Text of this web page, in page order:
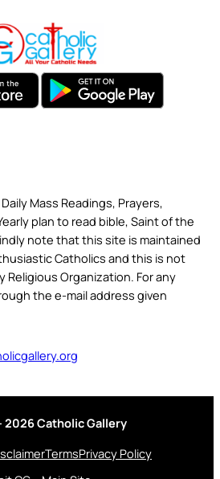
Mass Readings, Prayers,
plan to read bible, Saint of the
note that this site is maintained
Catholics and this is not
Religious Organization. For any
the e-mail address given
2026 Catholic Gallery
TermsPrivacy Policy